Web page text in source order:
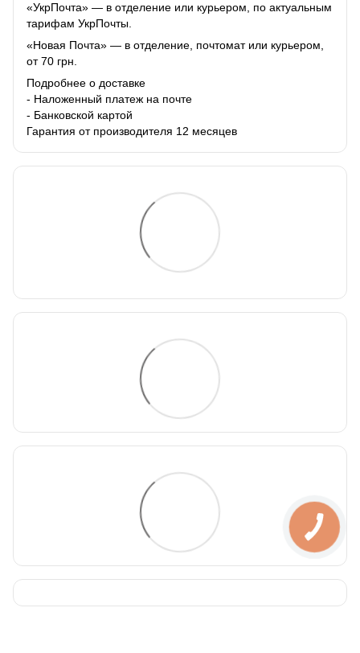
«УкрПочта» — в отделение или курьером, по актуальным
тарифам УкрПочты.
«Новая Почта» — в отделение, почтомат или курьером,
от 70 грн.
Подробнее о доставке
- Наложенный платеж на почте
- Банковской картой
Гарантия от производителя 12 месяцев